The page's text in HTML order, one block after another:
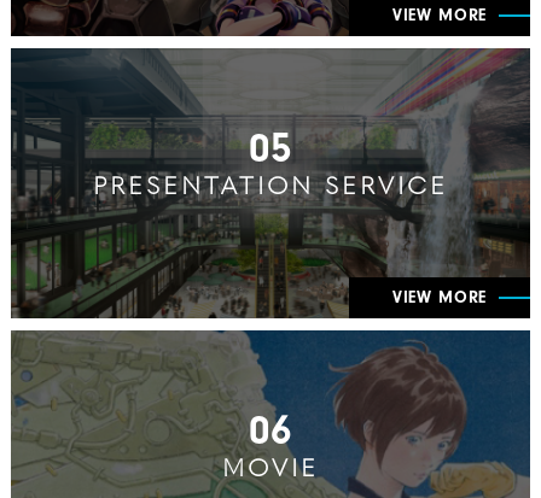
VIEW MORE
05
PRESENTATION SERVICE
VIEW MORE
06
MOVIE